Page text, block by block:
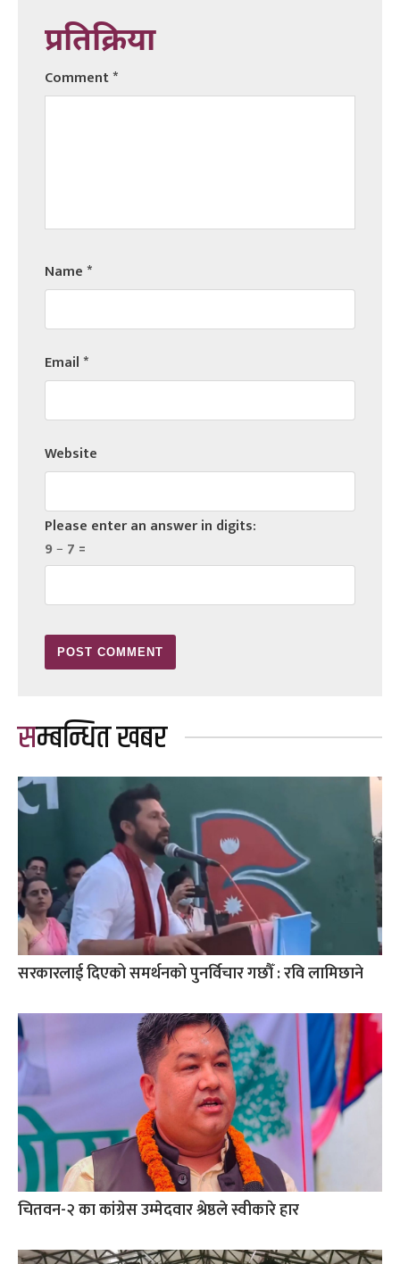
प्रतिक्रिया
Comment*
Name*
Email*
Website
Please enter an answer in digits:
9 − 7 =
सम्बन्धित खबर
सरकारलाई दिएको समर्थनको पुनर्विचार गछौँ : रवि लामिछाने
चितवन-२ का कांग्रेस उम्मेदवार श्रेष्ठले स्वीकारे हार